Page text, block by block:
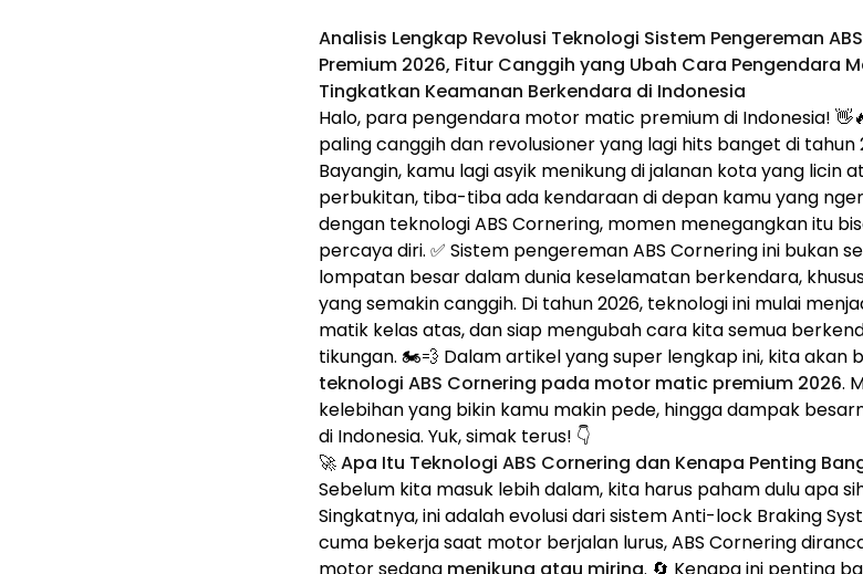
Analisis Lengkap Revolusi Teknologi Sistem Pengereman
Premium 2026, Fitur Canggih yang Ubah Cara Pengendara
Tingkatkan Keamanan Berkendara di Indonesia
Halo, para pengendara motor matic premium di Indonesia!
paling canggih dan revolusioner yang lagi hits banget di tahun
Bayangin, kamu lagi asyik menikung di jalanan kota yang licin
perbukitan, tiba-tiba ada kendaraan di depan kamu yang
dengan teknologi ABS Cornering, momen menegangkan itu
percaya diri. ✅ Sistem pengereman ABS Cornering ini bukan
lompatan besar dalam dunia keselamatan berkendara,
yang semakin canggih. Di tahun 2026, teknologi ini mulai
matik kelas atas, dan siap mengubah cara kita semua
tikungan. 🏍️💨 Dalam artikel yang super lengkap ini, kita
teknologi ABS Cornering pada motor matic premium 2026.
kelebihan yang bikin kamu makin pede, hingga dampak
di Indonesia. Yuk, simak terus! 👇
🚀 Apa Itu Teknologi ABS Cornering dan Kenapa Penting
Sebelum kita masuk lebih dalam, kita harus paham dulu apa
Singkatnya, ini adalah evolusi dari sistem Anti-lock Braking
cuma bekerja saat motor berjalan lurus, ABS Cornering